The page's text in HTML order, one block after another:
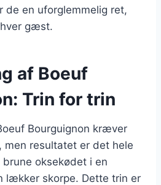
de en uforglemmelig ret,
gæst.
af Boeuf
Trin for trin
Bourguignon kræver
resultatet er det hele
oksekødet i en
lækker skorpe. Dette trin er